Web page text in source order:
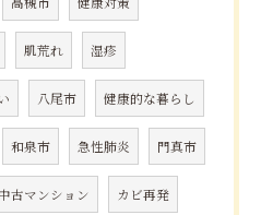
肌荒れ 湿疹
八尾市 健康的な暮らし
和泉市 急性肺炎 門真市
中古マンション カビ再発